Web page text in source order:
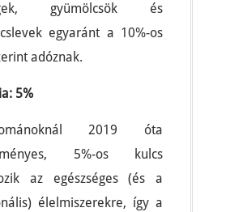
gyümölcsök és
egyaránt a 10%-os
adóznak.
5%
2019 óta
5%-os kulcs
az egészséges (és a
élelmiszerekre, így a